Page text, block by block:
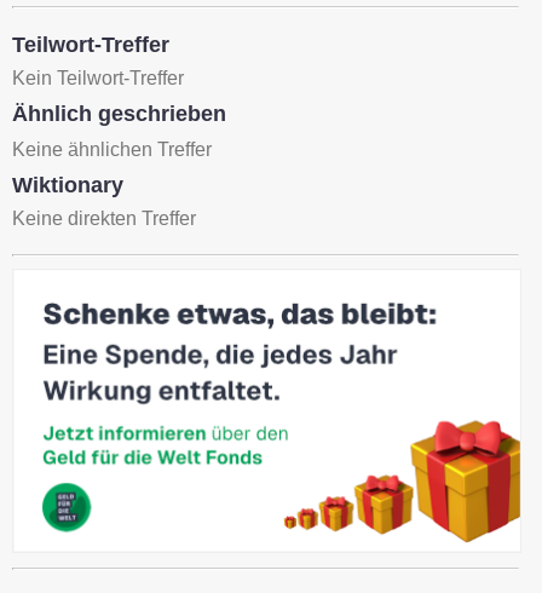
Teilwort-Treffer
Kein Teilwort-Treffer
Ähnlich geschrieben
Keine ähnlichen Treffer
Wiktionary
Keine direkten Treffer